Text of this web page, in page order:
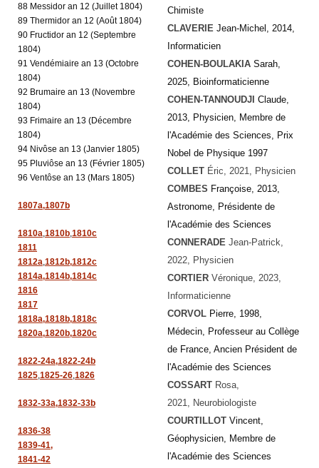
88 Messidor an 12 (Juillet 1804)
89 Thermidor an 12 (Août 1804)
90 Fructidor an 12 (Septembre
1804)
91 Vendémiaire an 13 (Octobre
1804)
92 Brumaire an 13 (Novembre
1804)
93 Frimaire an 13 (Décembre
1804)
94 Nivôse an 13 (Janvier 1805)
95 Pluviôse an 13 (Février 1805)
96 Ventôse an 13 (Mars 1805)
1807a,1807b
1810a,1810b,1810c
1811
1812a,1812b,1812c
1814a,1814b,1814c
1816
1817
1818a,1818b,1818c
1820a,1820b,1820c
1822-24a,1822-24b
1825,1825-26,1826
1832-33a,1832-33b
1836-38
1839-41,
1841-42
Chimiste
CLAVERIE Jean-Michel, 2014,
Informaticien
COHEN-BOULAKIA Sarah,
2025, Bioinformaticienne
COHEN-TANNOUDJI Claude,
2013, Physicien, Membre de
l'Académie des Sciences, Prix
Nobel de Physique 1997
COLLET Éric, 2021, Physicien
COMBES Françoise, 2013,
Astronome, Présidente de
l'Académie des Sciences
CONNERADE Jean-Patrick,
2022, Physicien
CORTIER Véronique, 2023,
Informaticienne
CORVOL Pierre, 1998,
Médecin, Professeur au Collège
de France,Ancien Président de
l'Académie des Sciences
COSSART Rosa,
2021, Neurobiologiste
COURTILLOT Vincent,
Géophysicien, Membre de
l'Académie des Sciences